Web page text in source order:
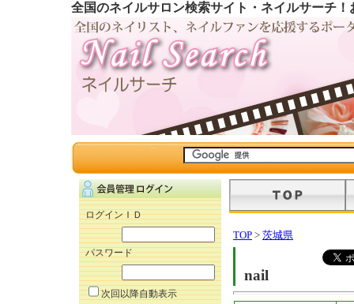
全国のネイルサロン検索サイト・ネイルサーチ
ログインＩＤ
パスワード
次回以降自動表示
TOP > 茨城県
nail